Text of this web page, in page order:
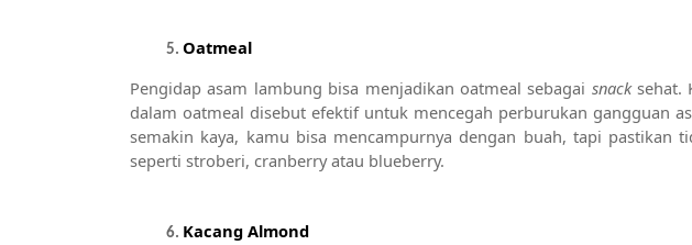
Oatmeal
Pengidap asam lambung bisa menjadikan oatmeal sebagai snack sehat.
dalam oatmeal disebut efektif untuk mencegah perburukan gangguan
semakin kaya, kamu bisa mencampurnya dengan buah, tapi pastikan
seperti stroberi, cranberry atau blueberry.
Kacang Almond